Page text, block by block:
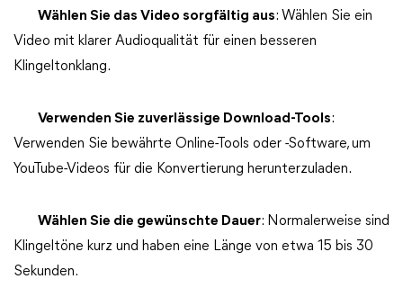
Wählen Sie das Video sorgfältig aus: Wählen Sie ein
Video mit klarer Audioqualität für einen besseren
Klingeltonklang.
Verwenden Sie zuverlässige Download-Tools:
Verwenden Sie bewährte Online-Tools oder -Software, um
YouTube-Videos für die Konvertierung herunterzuladen.
Wählen Sie die gewünschte Dauer: Normalerweise sind
Klingeltöne kurz und haben eine Länge von etwa 15 bis 30
Sekunden.